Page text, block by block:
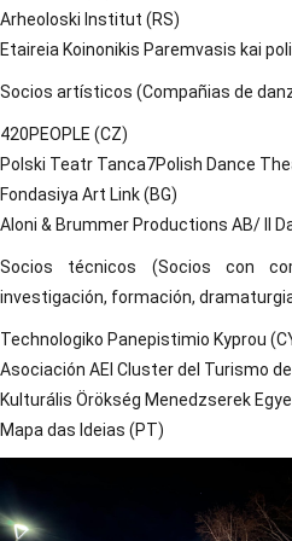
Arheoloski Institut (RS)
Etaireia Koinonikis Paremvasis kai
Socios artísticos (Compañias de
420PEOPLE (CZ)
Polski Teatr Tanca7Polish Dance
Fondasiya Art Link (BG)
Aloni & Brummer Productions AB/ Il
Socios técnicos (Socios con
investigación, formación,
Technologiko Panepistimio Kyprou
Asociación AEI Cluster del Turismo
Kulturális Örökség Menedzserek
Mapa das Ideias (PT)